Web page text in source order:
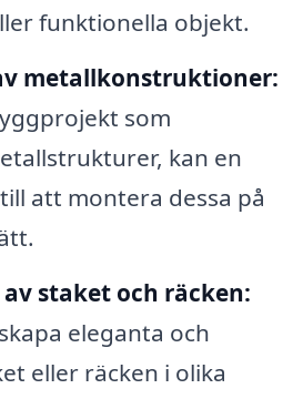
funktionella objekt.
metallkonstruktioner:
som
kan en
att montera dessa på
staket och räcken:
eleganta och
eller räcken i olika